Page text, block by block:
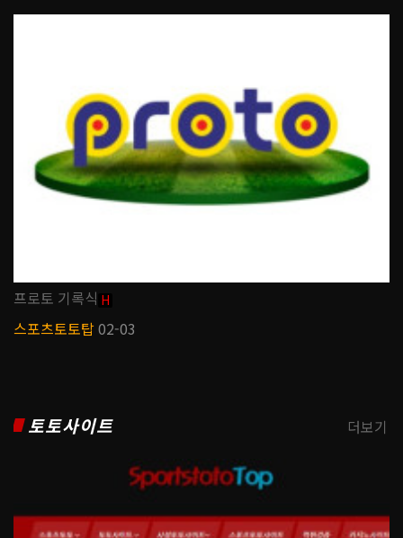
프로토 기록식 H
스포츠토토탑02-03
토토사이트 더보기